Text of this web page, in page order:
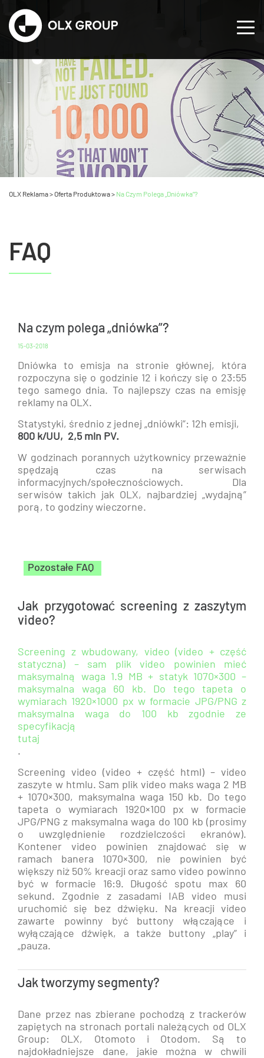
OLX Reklama>Oferta Produktowa> Na Czym Polega „dniówka”?
FAQ
Na czym polega „dniówka”?
15-03-2018
Dniówka to emisja na stronie głównej, która
rozpoczyna się o godzinie 12 i kończy się o 23:55
tego samego dnia. To najlepszy czas na emisję
reklamy na OLX.
Statystyki, średnio z jednej „dniówki”: 12h emisji,
800 k/UU, 2,5 mln PV.
W godzinach porannych użytkownicy przeważnie
spędzają czas na serwisach
informacyjnych/społecznościowych. Dla
serwisów takich jak OLX, najbardziej „wydajną”
porą, to godziny wieczorne.
Pozostałe FAQ
Jak przygotować screening z zaszytym
video?
Screening z wbudowany, video (video + część
statyczna) – sam plik video powinien mieć
maksymalną waga 1.9 MB + statyk 1070×300 –
maksymalna waga 60 kb. Do tego tapeta o
wymiarach 1920×1000 px w formacie JPG/PNG z
maksymalna waga do 100 kb zgodnie ze
specyfikacją
tutaj
.
Screening video (video + część html) – video
zaszyte w htmlu. Sam plik video maks waga 2 MB
+ 1070×300, maksymalna waga 150 kb. Do tego
tapeta o wymiarach 1920×100 px w formacie
JPG/PNG z maksymalna waga do 100 kb (prosimy
o uwzględnienie rozdzielczości ekranów).
Kontener video powinien znajdować się w
ramach banera 1070×300, nie powinien być
większy niż 50% kreacji oraz samo video powinno
być w formacie 16:9. Długość spotu max 60
sekund. Zgodnie z zasadami IAB video musi
uruchomić się bez dźwięku. Na kreacji video
zawarte powinny być buttony włączające i
wyłączające dźwięk, a także buttony „play” i
„pauza.
Jak tworzymy segmenty?
Dane przez nas zbierane pochodzą z trackerów
zapiętych na stronach portali należących od OLX
Group: OLX, Otomoto i Otodom. Są to
najdokładniejsze dane, jakie można w chwili